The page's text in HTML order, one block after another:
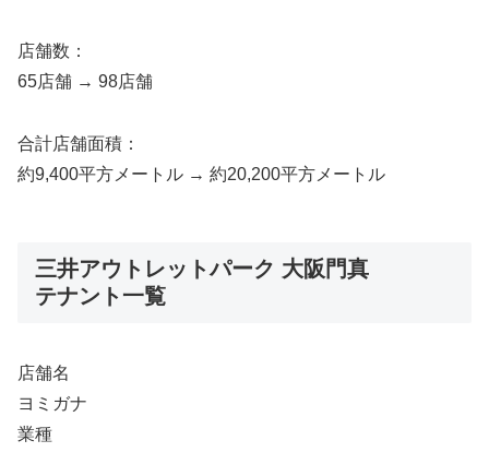
店舗数：
65店舗 → 98店舗
合計店舗面積：
約9,400平方メートル → 約20,200平方メートル
三井アウトレットパーク 大阪門真
テナント一覧
店舗名
ヨミガナ
業種